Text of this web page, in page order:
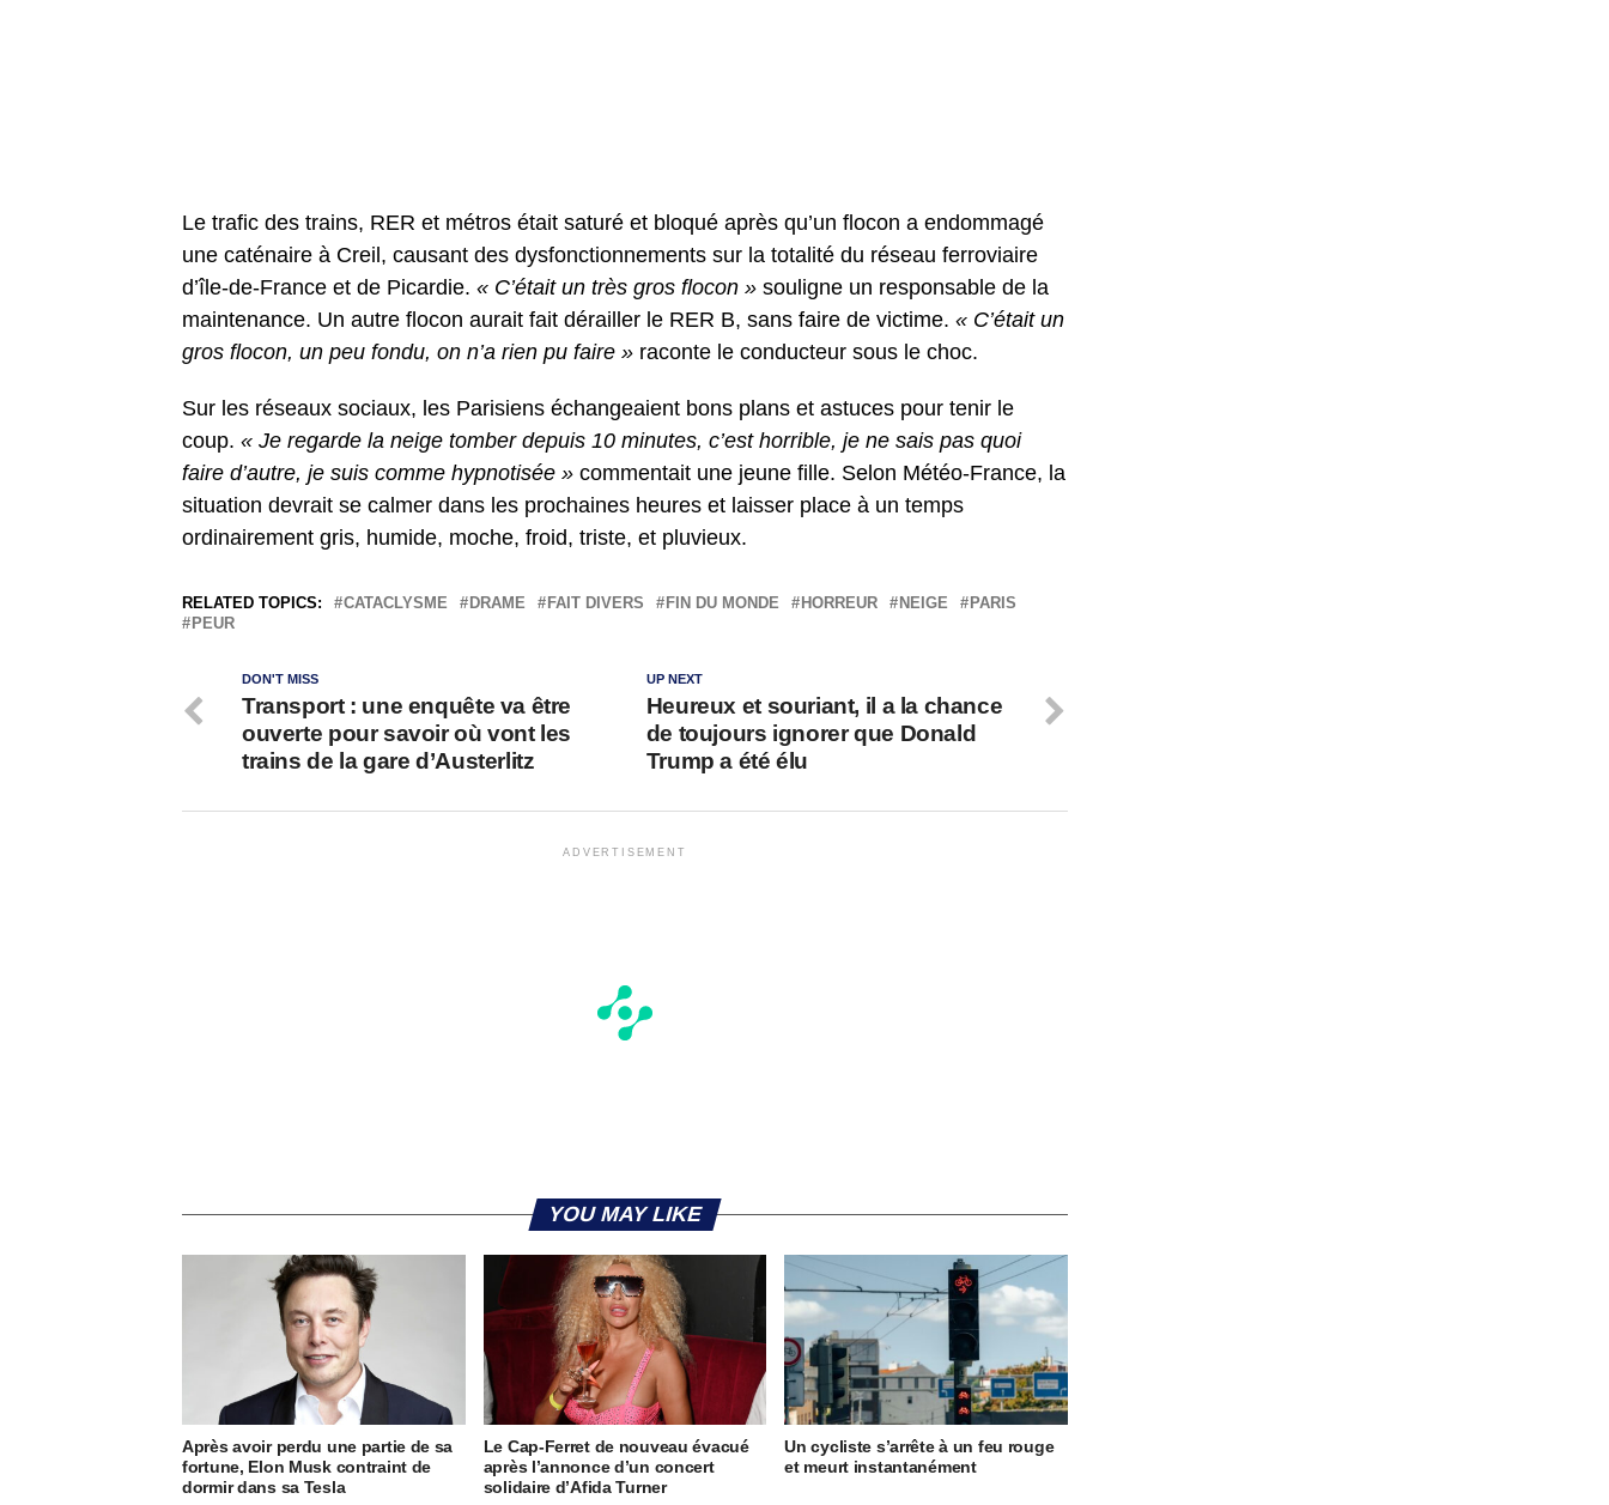
Le trafic des trains, RER et métros était saturé et bloqué après qu’un flocon a endommagé
une caténaire à Creil, causant des dysfonctionnements sur la totalité du réseau ferroviaire
d’île-de-France et de Picardie. « C’était un très gros flocon » souligne un responsable de la
maintenance. Un autre flocon aurait fait dérailler le RER B, sans faire de victime. « C’était un
gros flocon, un peu fondu, on n’a rien pu faire » raconte le conducteur sous le choc.
Sur les réseaux sociaux, les Parisiens échangeaient bons plans et astuces pour tenir le
coup. « Je regarde la neige tomber depuis 10 minutes, c’est horrible, je ne sais pas quoi
faire d’autre, je suis comme hypnotisée » commentait une jeune fille. Selon Météo-France, la
situation devrait se calmer dans les prochaines heures et laisser place à un temps
ordinairement gris, humide, moche, froid, triste, et pluvieux.
RELATED TOPICS: CATACLYSME DRAME FAIT DIVERS FIN DU MONDE HORREUR NEIGE
PARIS
PEUR
UP NEXT
Heureux et souriant, il a la chance
de toujours ignorer que Donald
Trump a été élu
DON'T MISS
Transport : une enquête va être
ouverte pour savoir où vont les
trains de la gare d’Austerlitz
ADVERTISEMENT
YOU MAY LIKE
Après avoir perdu une partie de sa
fortune, Elon Musk contraint de
dormir dans sa Tesla
Le Cap-Ferret de nouveau évacué
après l’annonce d’un concert
solidaire d’Afida Turner
Un cycliste s’arrête à un feu rouge
et meurt instantanément